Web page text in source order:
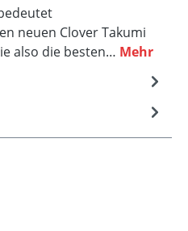
neuen Clover Takumi
also die besten… Mehr